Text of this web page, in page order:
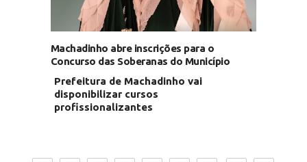
Machadinho abre inscrições para o
Concurso das Soberanas do Município
Prefeitura de Machadinho vai
disponibilizar cursos
profissionalizantes